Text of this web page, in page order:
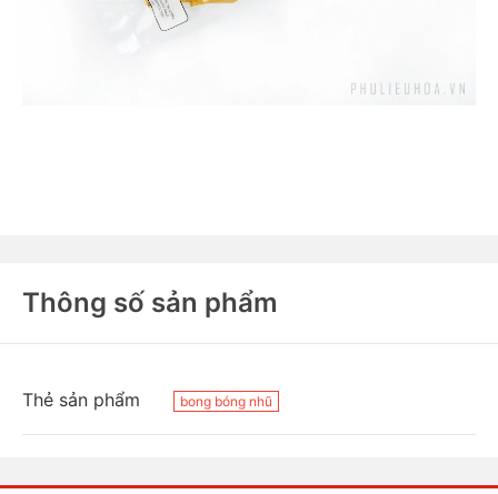
Thông số sản phẩm
Thẻ sản phẩm bong bóng nhũ